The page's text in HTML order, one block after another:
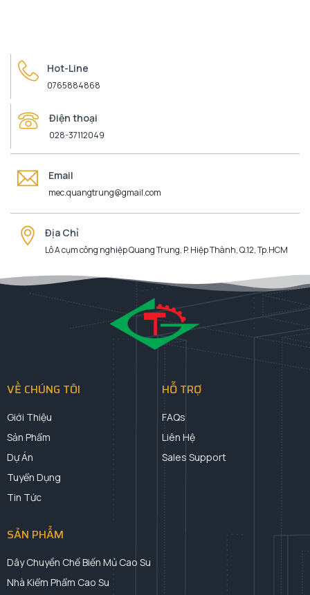
Hot-Line
0765884868
Điện thoại
028-37112049
Email
mec.quangtrung@gmail.com
Địa Chỉ
Lô A cụm công nghiệp Quang Trung, P. Hiệp Thành, Q.12, Tp.HCM
VỀ CHÚNG TÔI
Giới Thiệu
Sản Phẩm
Dự Án
Tuyển Dụng
Tin Tức
HỖ TRỢ
FAQs
Liên Hệ
Sales Support
SẢN PHẨM
Dây Chuyền Chế Biến Mủ Cao Su
Nhà Kiểm Phẩm Cao Su